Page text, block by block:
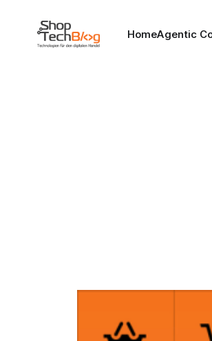
HomeAgentic